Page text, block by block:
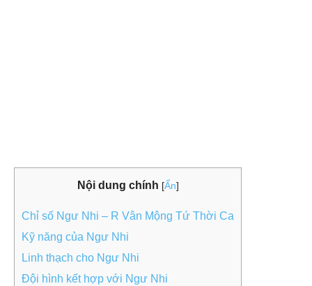
Nội dung chính [Ẩn]
Chỉ số Ngư Nhi – R Vân Mộng Tứ Thời Ca
Kỹ năng của Ngư Nhi
Linh thạch cho Ngư Nhi
Đội hình kết hợp với Ngư Nhi